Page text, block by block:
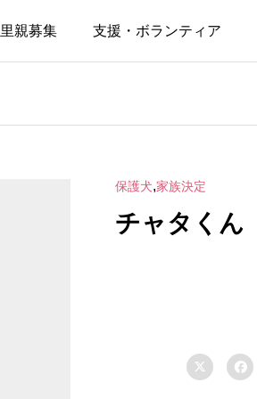
里親募集 支援・ボランティア
保護犬,家族決定
チャタくん
 